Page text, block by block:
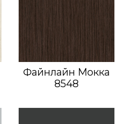
Файнлайн Мокка
8548